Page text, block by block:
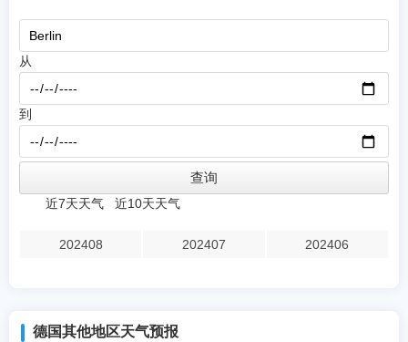
从
到
近7天天气 近10天天气
202408 202407 202406
德国其他地区天气预报